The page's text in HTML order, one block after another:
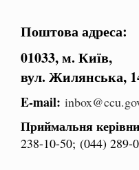
Поштова адреса:
01033, м. Київ,
вул. Жилянська,
E-mail:
Приймальня
238-10-50; (044) 289-